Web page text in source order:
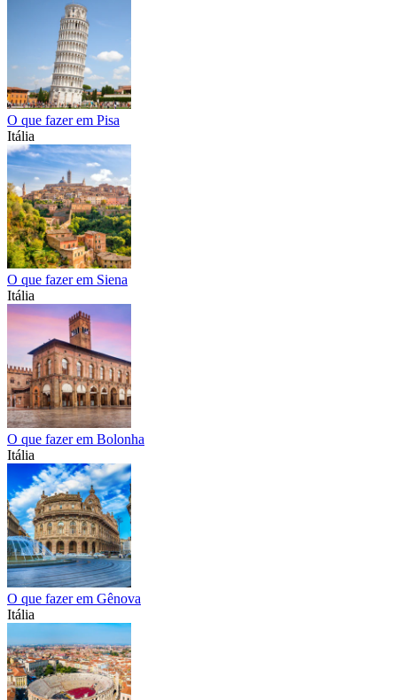
O que fazer em Pisa
Itália
O que fazer em Siena
Itália
O que fazer em Bolonha
Itália
O que fazer em Gênova
Itália